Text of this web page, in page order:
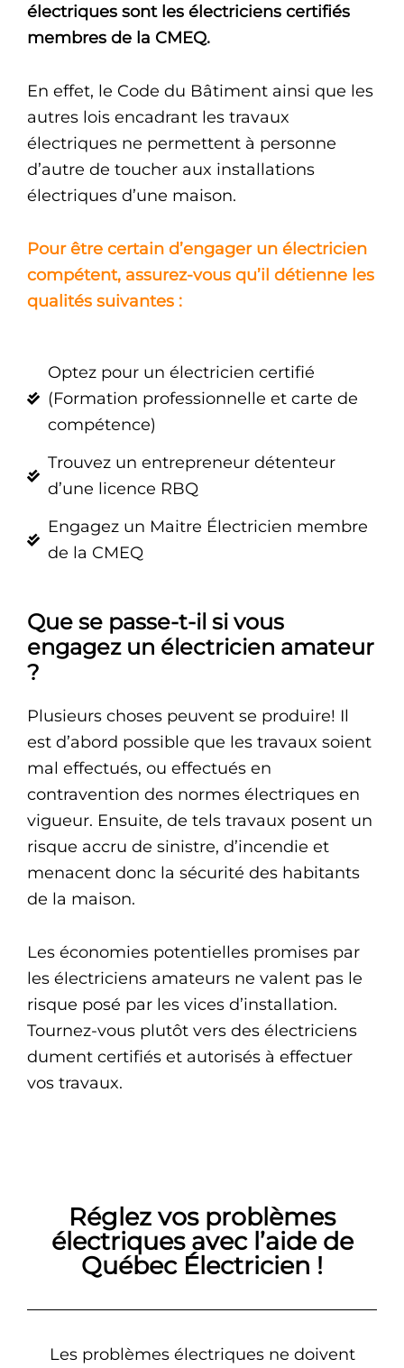
électriques sont les électriciens certifiés
membres de la CMEQ.
En effet, le Code du Bâtiment ainsi que les
autres lois encadrant les travaux
électriques ne permettent à personne
d’autre de toucher aux installations
électriques d’une maison.
Pour être certain d’engager un électricien
compétent, assurez-vous qu’il détienne les
qualités suivantes :
Optez pour un électricien certifié
(Formation professionnelle et carte de
compétence)
Trouvez un entrepreneur détenteur
d’une licence RBQ
Engagez un Maitre Électricien membre
de la CMEQ
Que se passe-t-il si vous
engagez un électricien amateur
?
Plusieurs choses peuvent se produire! Il
est d’abord possible que les travaux soient
mal effectués, ou effectués en
contravention des normes électriques en
vigueur. Ensuite, de tels travaux posent un
risque accru de sinistre, d’incendie et
menacent donc la sécurité des habitants
de la maison.
Les économies potentielles promises par
les électriciens amateurs ne valent pas le
risque posé par les vices d’installation.
Tournez-vous plutôt vers des électriciens
dument certifiés et autorisés à effectuer
vos travaux.
Réglez vos problèmes
électriques avec l’aide de
Québec Électricien !
Les problèmes électriques ne doivent